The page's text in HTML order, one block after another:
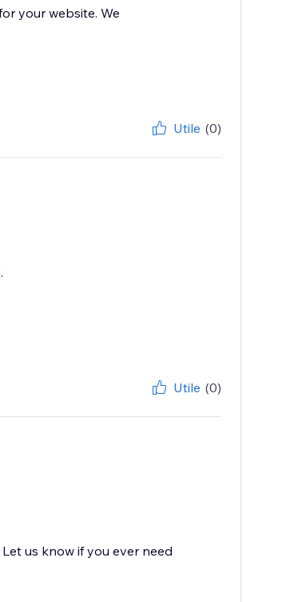
your website. We
Utile (0)
Utile (0)
us know if you ever need